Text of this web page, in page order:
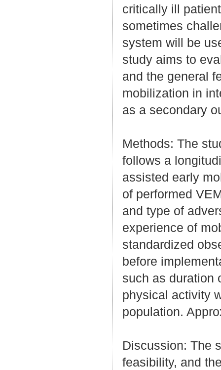
critically ill
sometimes
system will be
study aims to
and the general
mobilization in
as a secondary
Methods: The
follows a
assisted early
of performed
and type of
experience of
standardized
before
such as duration
physical activity
population.
Discussion: The
feasibility, and